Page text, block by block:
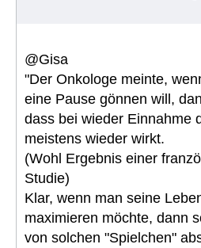
@Gisa
"Der Onkologe meinte,
eine Pause gönnen will,
dass bei wieder Einnahme
meistens wieder wirkt.
(Wohl Ergebnis einer
Studie)
Klar, wenn man seine
maximieren möchte, dann
von solchen "Spielchen"